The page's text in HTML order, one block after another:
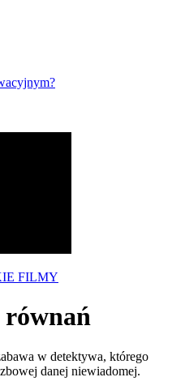
FILMY
równań
w detektywa, którego
danej niewiadomej.